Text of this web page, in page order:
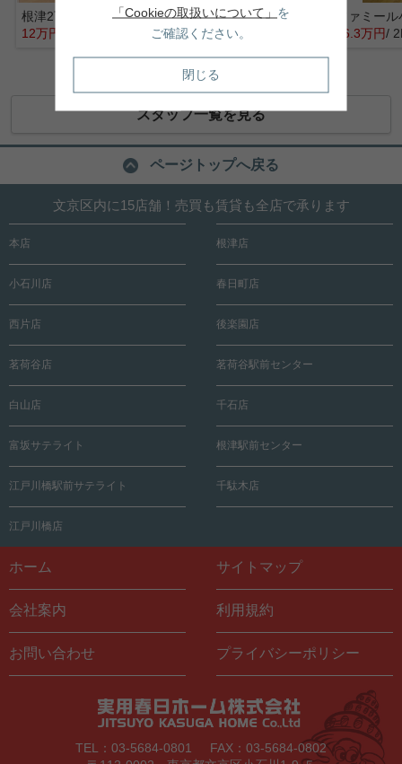
根津2丁目戸建て
12万円
燕荘
18.9万円/ 1LDK
ファミー
16.3万円/
スタッフ一覧を見る
ページトップへ戻る
文京区内に15店舗！売買も賃貸も全店で承ります
本店 根津店
小石川店 春日町店
西片店 後楽園店
茗荷谷店 茗荷谷駅前センター
白山店 千石店
富坂サテライト 根津駅前センター
江戸川橋駅前サテライト 千駄木店
江戸川橋店
ホーム サイトマップ
会社案内 利用規約
お問い合わせ プライバシーポリシー
TEL：03-5684-0801
FAX：03-5684-0802
「Cookieの取扱いについて」 を
ご確認ください。
閉じる